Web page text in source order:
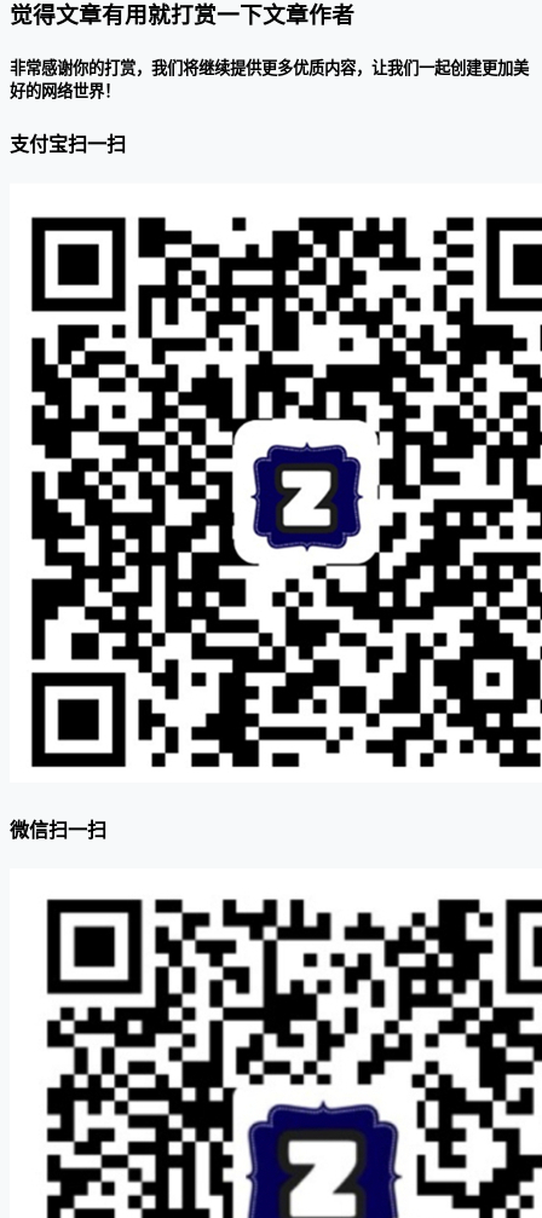
觉得文章有用就打赏一下文章作者
非常感谢你的打赏，我们将继续提供更多优质内容，让我们一起创建更加美
好的网络世界！
支付宝扫一扫
微信扫一扫